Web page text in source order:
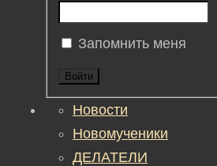
Запомнить меня
Войти
Новости
Новомученики
ДЕЛАТЕЛИ